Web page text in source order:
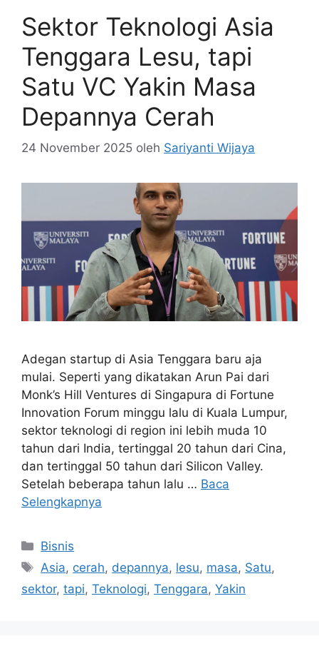
Sektor Teknologi Asia
Tenggara Lesu, tapi
Satu VC Yakin Masa
Depannya Cerah
24 November 2025 oleh Sariyanti Wijaya
Adegan startup di Asia Tenggara baru aja
mulai. Seperti yang dikatakan Arun Pai dari
Monk’s Hill Ventures di Singapura di Fortune
Innovation Forum minggu lalu di Kuala Lumpur,
sektor teknologi di region ini lebih muda 10
tahun dari India, tertinggal 20 tahun dari Cina,
dan tertinggal 50 tahun dari Silicon Valley.
Setelah beberapa tahun lalu … Baca
Selengkapnya
Kategori
Bisnis
Tag
Asia, cerah, depannya, lesu, masa, Satu,
sektor, tapi, Teknologi, Tenggara, Yakin